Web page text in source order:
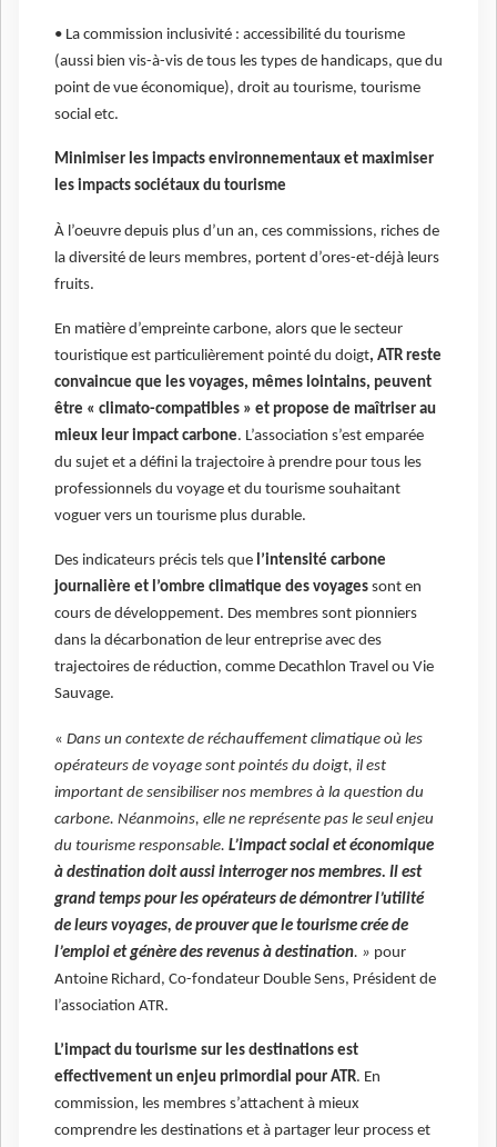
• La commission inclusivité : accessibilité du tourisme
(aussi bien vis-à-vis de tous les types de handicaps, que du
point de vue économique), droit au tourisme, tourisme
social etc.
Minimiser les impacts environnementaux et maximiser
les impacts sociétaux du tourisme
À l’oeuvre depuis plus d’un an, ces commissions, riches de
la diversité de leurs membres, portent d’ores-et-déjà leurs
fruits.
En matière d’empreinte carbone, alors que le secteur
touristique est particulièrement pointé du doigt, ATR reste
convaincue que les voyages, mêmes lointains, peuvent
être « climato-compatibles » et propose de maîtriser au
mieux leur impact carbone. L’association s’est emparée
du sujet et a défini la trajectoire à prendre pour tous les
professionnels du voyage et du tourisme souhaitant
voguer vers un tourisme plus durable.
Des indicateurs précis tels que l’intensité carbone
journalière et l’ombre climatique des voyages sont en
cours de développement. Des membres sont pionniers
dans la décarbonation de leur entreprise avec des
trajectoires de réduction, comme Decathlon Travel ou Vie
Sauvage.
« Dans un contexte de réchauffement climatique où les
opérateurs de voyage sont pointés du doigt, il est
important de sensibiliser nos membres à la question du
carbone. Néanmoins, elle ne représente pas le seul enjeu
du tourisme responsable. L’impact social et économique
à destination doit aussi interroger nos membres. Il est
grand temps pour les opérateurs de démontrer l’utilité
de leurs voyages, de prouver que le tourisme crée de
l’emploi et génère des revenus à destination. » pour
Antoine Richard, Co-fondateur Double Sens, Président de
l’association ATR.
L’impact du tourisme sur les destinations est
effectivement un enjeu primordial pour ATR. En
commission, les membres s’attachent à mieux
comprendre les destinations et à partager leur process et